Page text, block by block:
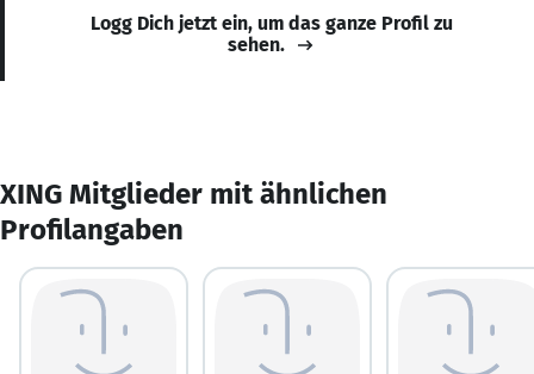
Logg Dich jetzt ein, um das ganze Profil zu
sehen.
XING Mitglieder mit ähnlichen
Profilangaben